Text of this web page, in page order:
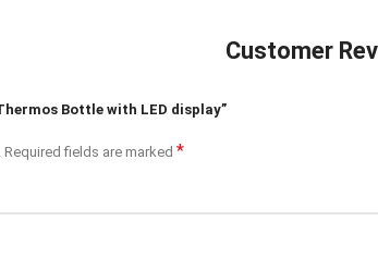
Customer
Bottle with LED display”
Required fields are marked *